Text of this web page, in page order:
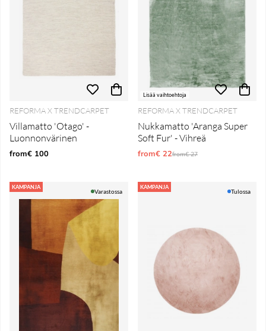
REFORMA X TRENDCARPET
Villamatto 'Otago' -
Luonnonvärinen
from€ 100
Lisää vaihtoehtoja
REFORMA X TRENDCARPET
Nukkamatto 'Aranga Super
Soft Fur' - Vihreä
from€ 22Normaali hinta
from€ 27
KAMPANJA
Varastossa
KAMPANJA
Tulossa